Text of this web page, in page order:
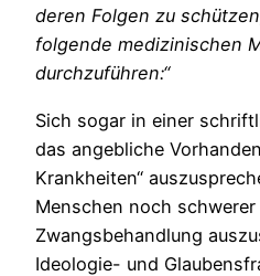
deren Folgen zu
folgende medizinischen
durchzuführen:“
Sich sogar in einer
das angebliche
Krankheiten“
Menschen noch
Zwangsbehandlung
Ideologie- und